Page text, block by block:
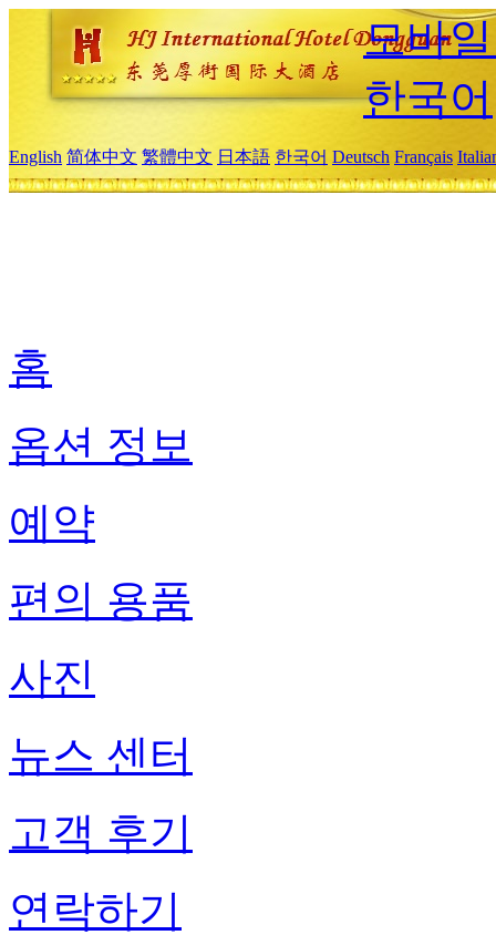
모바
한국어
English 简体中文 繁體中文 日本語 한국어 Deutsch Français
홈
옵션 정보
예약
편의 용품
사진
뉴스 센터
고객 후기
연락하기